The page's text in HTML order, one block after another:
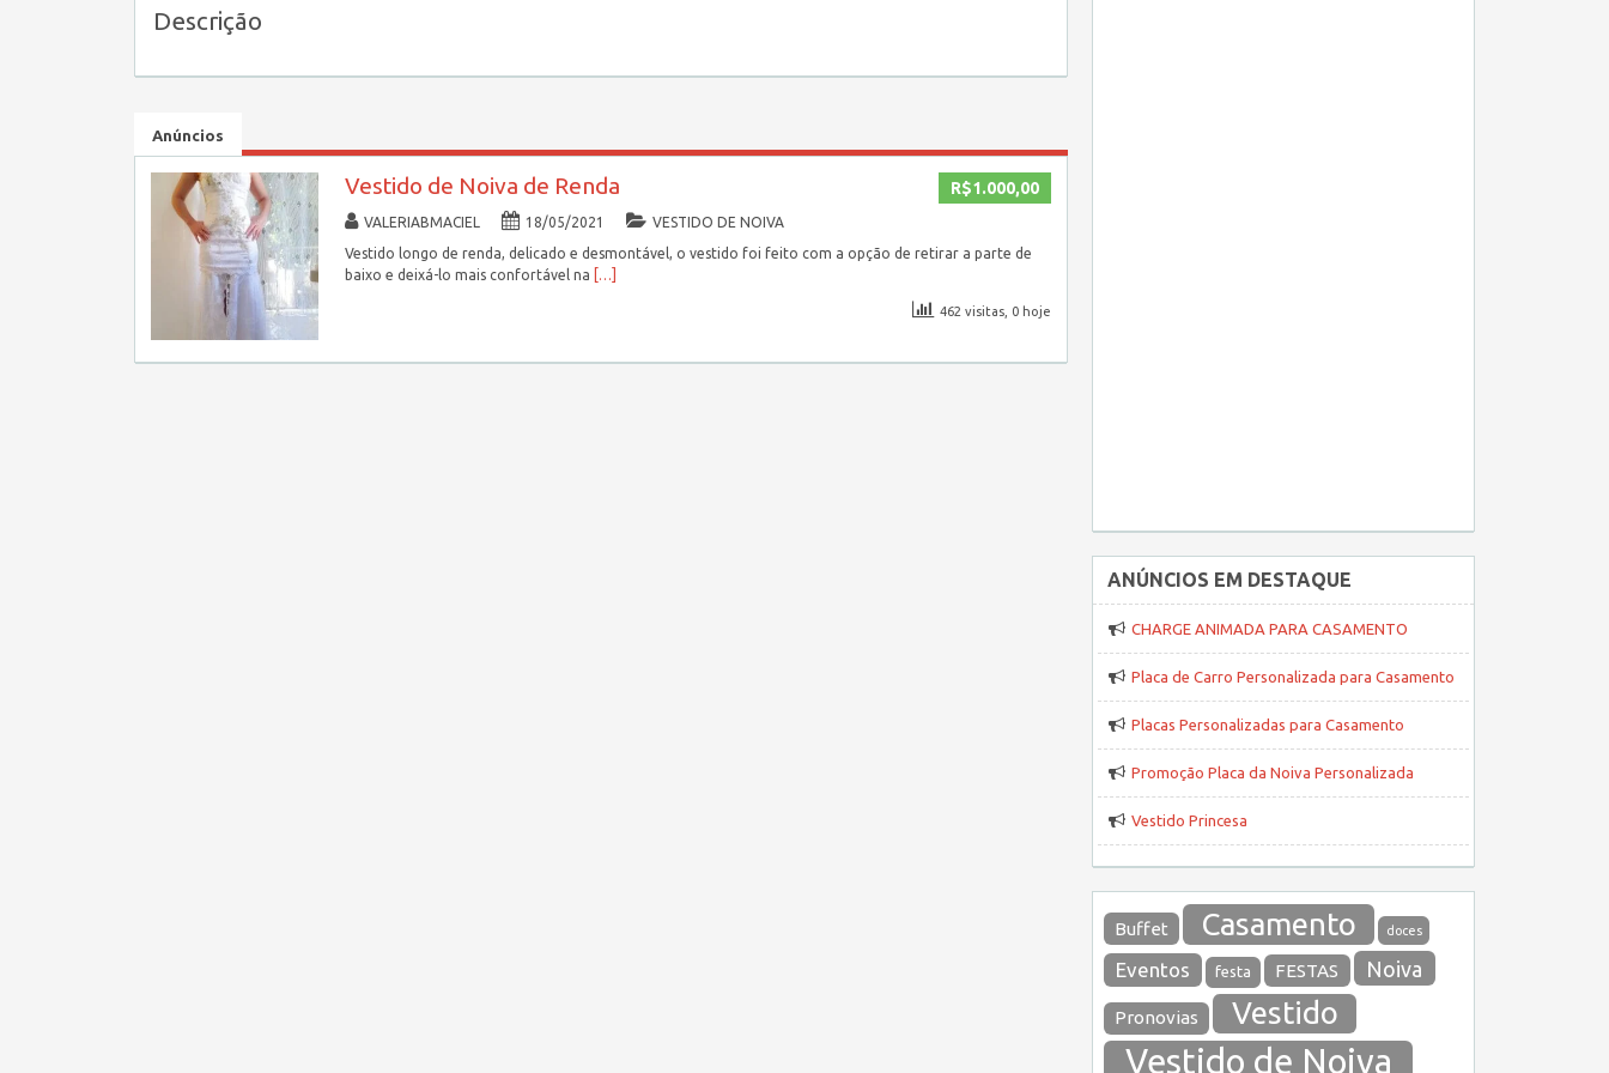
Descrição
Anúncios
R$1.000,00
Vestido de Noiva de Renda
VALERIABMACIEL 18/05/2021
VESTIDO DE NOIVA
Vestido longo de renda, delicado e desmontável, o vestido foi feito com a opção de retirar a parte de
baixo e deixá-lo mais confortável na […]
462 visitas, 0 hoje
ANÚNCIOS EM DESTAQUE
CHARGE ANIMADA PARA CASAMENTO
Placa de Carro Personalizada para Casamento
Placas Personalizadas para Casamento
Promoção Placa da Noiva Personalizada
Vestido Princesa
Buffet Casamento doces
Eventos festa FESTAS Noiva
Pronovias Vestido
Vestido de Noiva